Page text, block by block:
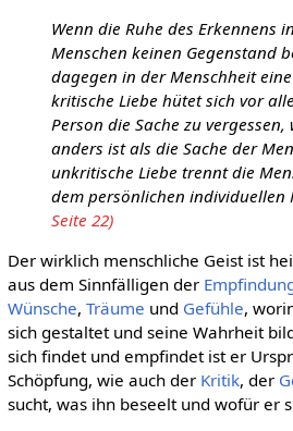
Wenn die Ruhe des Erkennens
Menschen keinen Gegenstand
dagegen in der Menschheit eine
kritische Liebe hütet sich vor
Person die Sache zu vergessen,
anders ist als die Sache der
unkritische Liebe trennt die
dem persönlichen individuellen
Seite 22)
Der wirklich menschliche Geist ist
aus dem Sinnfälligen der
Wünsche, Träume und Gefühle,
sich gestaltet und seine Wahrheit
sich findet und empfindet ist er
Schöpfung, wie auch der Kritik, der
sucht, was ihn beseelt und wofür er